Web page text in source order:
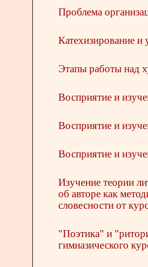
Проблема
Катехизирование и
Этапы работы над
Восприятие и
Восприятие и
Восприятие и
Изучение теории
об авторе как
словесности от
"Поэтика" и
гимназического